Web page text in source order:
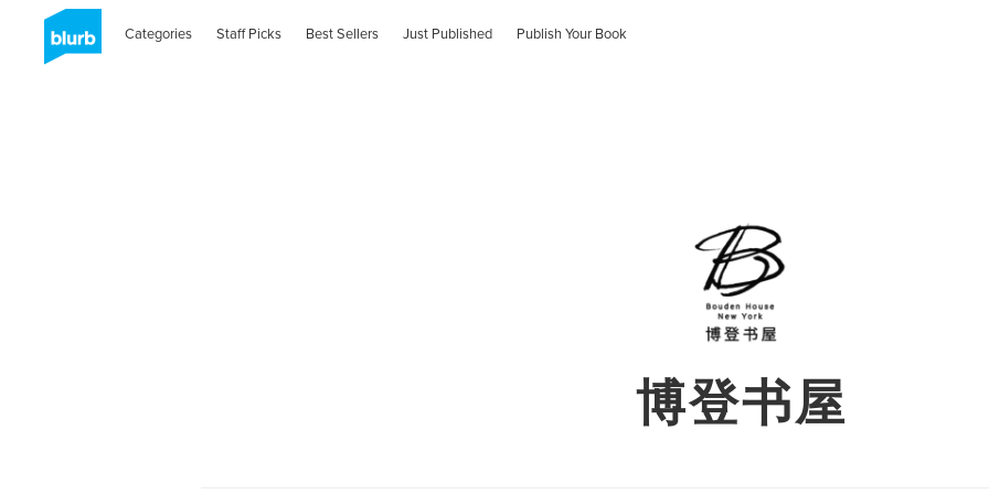
Categories Staff Picks Best Sellers Just Published Publish Your Book
博登书屋